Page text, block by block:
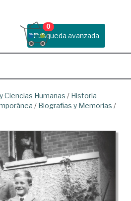
Busqueda avanzada
0
Ciencias Humanas / Historia
/ Biografías y Memorias /